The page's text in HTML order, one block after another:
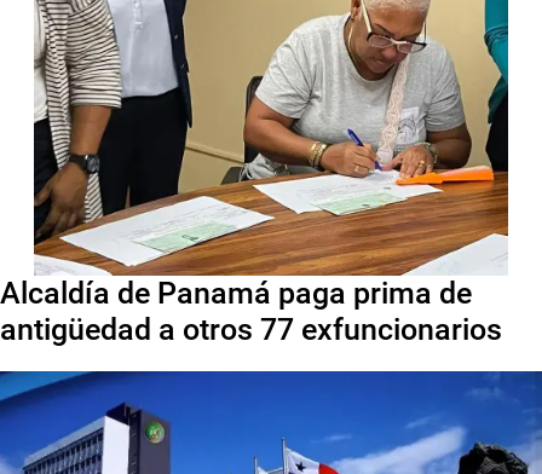
Alcaldía de Panamá paga prima de
antigüedad a otros 77 exfuncionarios